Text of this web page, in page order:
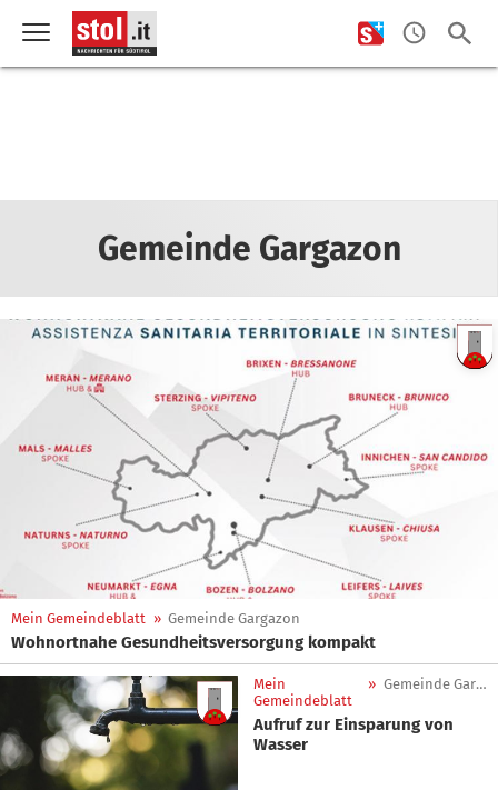
Gemeinde Gargazon
Mein Gemeindeblatt » Gemeinde Gargazon
Wohnortnahe Gesundheitsversorgung kompakt
Mein
Gemeindeblatt
» Gemeinde Gargazon
Aufruf zur Einsparung von
Wasser